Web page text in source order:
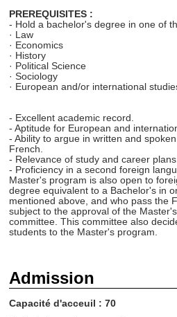
PREREQUISITES :
- Hold a bachelor's degree in one of
· Law
· Economics
· History
· Political Science
· Sociology
· European and/or international
- Excellent academic record.
- Aptitude for European and
- Ability to argue in written and
French.
- Relevance of study and career
- Proficiency in a second foreign
Master's program is also open to
degree equivalent to a Bachelor's in
mentioned above, and who pass the
subject to the approval of the
committee. This committee also
students to the Master's program.
Admission
Capacité d'acceuil : 70